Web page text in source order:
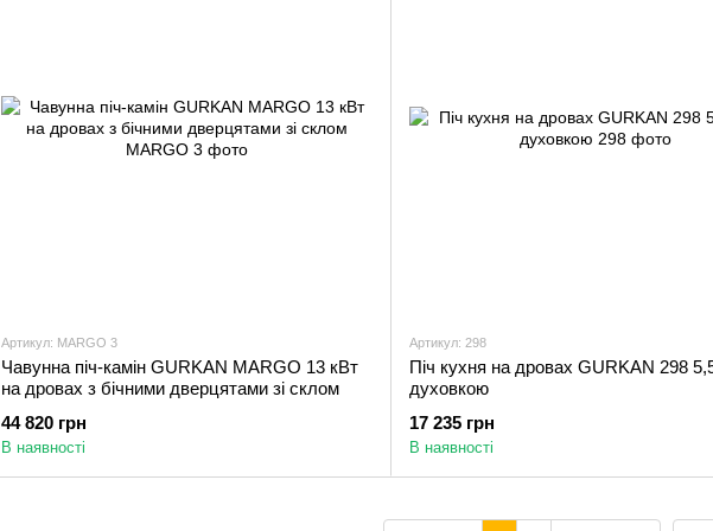
Артикул: MARGO 3
Чавунна піч-камін GURKAN MARGO 13 кВт
на дровах з бічними дверцятами зі склом
44 820 грн
В наявності
Артикул: 298
Піч кухня на дровах GURKAN 298
духовкою
17 235 грн
В наявності